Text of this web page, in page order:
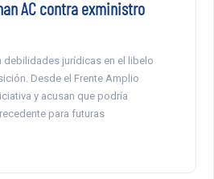
AC contra exministro
jurídicas en el libelo
Desde el Frente Amplio
y acusan que podría
para futuras